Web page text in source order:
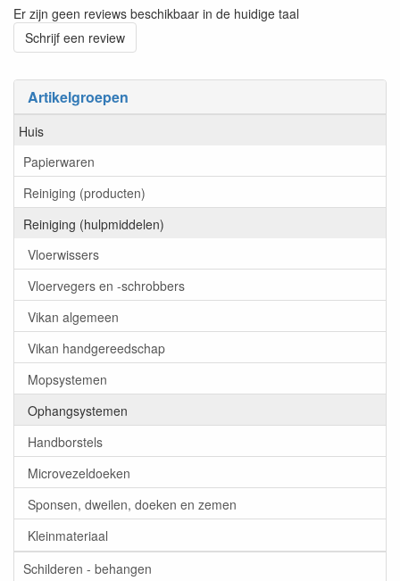
Artikelgroepen
Huis
Papierwaren
Reiniging (producten)
Reiniging (hulpmiddelen)
Vloerwissers
Vloervegers en -schrobbers
Vikan algemeen
Vikan handgereedschap
Mopsystemen
Ophangsystemen
Handborstels
Microvezeldoeken
Sponsen, dweilen, doeken en zemen
Kleinmateriaal
Schilderen - behangen
Er zijn geen reviews beschikbaar in de huidige taal
Schrijf een review